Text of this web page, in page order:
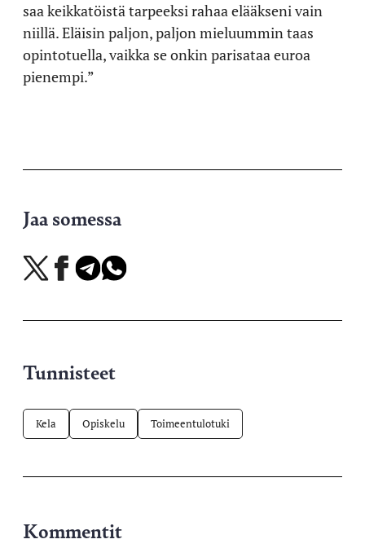
saa keikkatöistä tarpeeksi rahaa elääkseni vain
niillä. Eläisin paljon, paljon mieluummin taas
opintotuella, vaikka se onkin parisataa euroa
pienempi.”
Jaa somessa
Jaa
X-
Jaa
Facebookissa
Jaa
Telegramissa
Jaa
WhatsAppissa
Tunnisteet
Kela Opiskelu Toimeentulotuki
Kommentit